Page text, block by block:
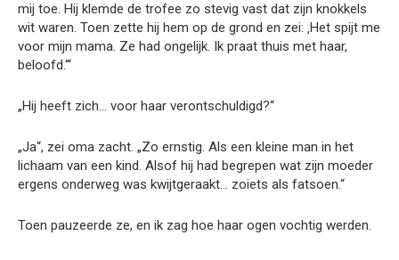
mij toe. Hij klemde de trofee zo stevig vast dat zijn knokkels
wit waren. Toen zette hij hem op de grond en zei: ‚Het spijt me
voor mijn mama. Ze had ongelijk. Ik praat thuis met haar,
beloofd.‘“
„Hij heeft zich… voor haar verontschuldigd?“
„Ja“, zei oma zacht. „Zo ernstig. Als een kleine man in het
lichaam van een kind. Alsof hij had begrepen wat zijn moeder
ergens onderweg was kwijtgeraakt… zoiets als fatsoen.“
Toen pauzeerde ze, en ik zag hoe haar ogen vochtig werden.